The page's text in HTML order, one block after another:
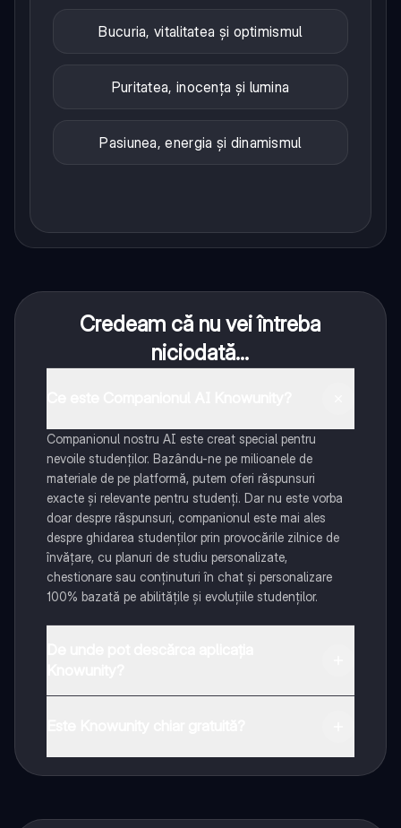
Bucuria, vitalitatea și optimismul
Puritatea, inocența și lumina
Pasiunea, energia și dinamismul
Credeam că nu vei întreba
niciodată...
Companionul nostru AI este creat special pentru
nevoile studenților. Bazându-ne pe milioanele de
materiale de pe platformă, putem oferi răspunsuri
exacte și relevante pentru studenți. Dar nu este vorba
doar despre răspunsuri, companionul este mai ales
despre ghidarea studenților prin provocările zilnice de
învățare, cu planuri de studiu personalizate,
chestionare sau conținuturi în chat și personalizare
100% bazată pe abilitățile și evoluțiile studenților.